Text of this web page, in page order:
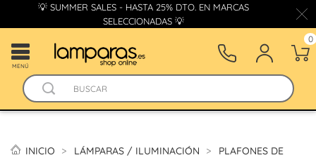
💡 SUMMER SALES - HASTA 25% DTO. EN MARCAS
SELECCIONADAS 💡
MENÚ
0
INICIO LÁMPARAS / ILUMINACIÓN
PLAFONES DE